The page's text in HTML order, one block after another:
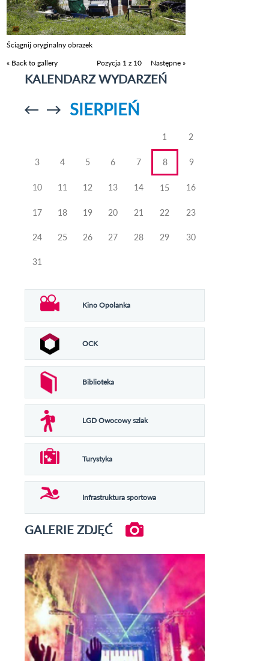
Ściągnij oryginalny obrazek
« Back to gallery
Pozycja 1 z 10 Następne »
KALENDARZ WYDARZEŃ
Przejdź doPrzejdź do
SIERPIEŃ
1 2
3 4 5 6 7 8 9
10 11 12 13 14 15 16
17 18 19 20 21 22 23
24 25 26 27 28 29 30
31
Kino Opolanka
OCK
Biblioteka
LGD Owocowy szlak
Turystyka
Infrastruktura sportowa
GALERIE ZDJĘĆ